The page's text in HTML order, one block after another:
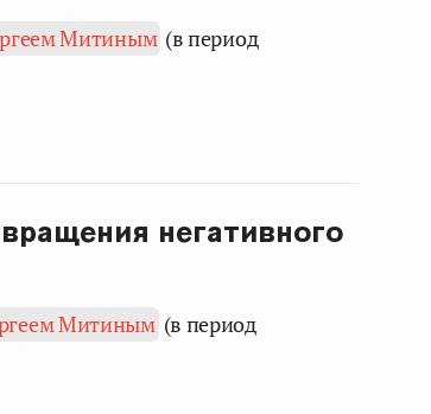
Митиным (в период
негативного
Митиным (в период